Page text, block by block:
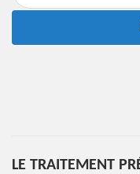
LE TRAITEMENT